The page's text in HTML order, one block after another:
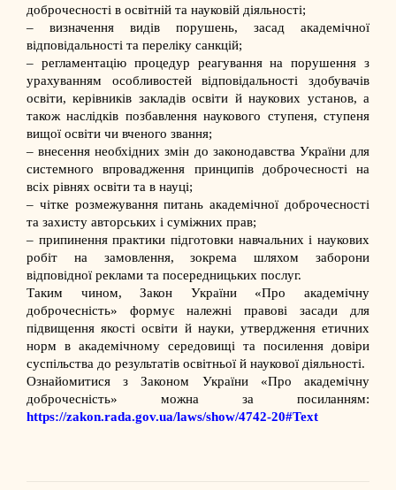
доброчесності в освітній та науковій діяльності;
– визначення видів порушень, засад академічної
відповідальності та переліку санкцій;
– регламентацію процедур реагування на порушення з
урахуванням особливостей відповідальності здобувачів
освіти, керівників закладів освіти й наукових установ, а
також наслідків позбавлення наукового ступеня, ступеня
вищої освіти чи вченого звання;
– внесення необхідних змін до законодавства України для
системного впровадження принципів доброчесності на
всіх рівнях освіти та в науці;
– чітке розмежування питань академічної доброчесності
та захисту авторських і суміжних прав;
– припинення практики підготовки навчальних і наукових
робіт на замовлення, зокрема шляхом заборони
відповідної реклами та посередницьких послуг.
Таким чином, Закон України «Про академічну
доброчесність» формує належні правові засади для
підвищення якості освіти й науки, утвердження етичних
норм в академічному середовищі та посилення довіри
суспільства до результатів освітньої й наукової діяльності.
Ознайомитися з Законом України «Про академічну
доброчесність» можна за посиланням:
https://zakon.rada.gov.ua/laws/show/4742-20#Text